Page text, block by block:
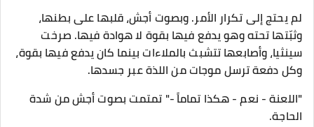
لم يحتج إلى تكرار الأمر. وبصوت أجش، قلبها على بطنها،
وثبّتها تحته وهو يدفع فيها بقوة لا هوادة فيها. صرخت
سينثيا، وأصابعها تتشبث بالملاءات بينما كان يدفع فيها بقوة،
وكل دفعة ترسل موجات من اللذة عبر جسدها.
"اللعنة - نعم - هكذا تماماً -" تمتمت بصوت أجش من شدة
الحاجة.